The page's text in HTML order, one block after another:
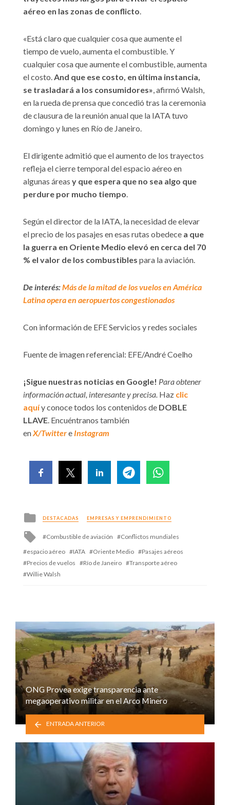
aéreo en las zonas de conflicto.
«Está claro que cualquier cosa que aumente el
tiempo de vuelo, aumenta el combustible. Y
cualquier cosa que aumente el combustible, aumenta
el costo.And que ese costo, en última instancia,
se trasladará a los consumidores», afirmó Walsh,
en la rueda de prensa que concedió tras la ceremonia
de clausura de la reunión anual que la IATA tuvo
domingo y lunes en Río de Janeiro.
El dirigente admitió que el aumento de los trayectos
refleja el cierre temporal del espacio aéreo en
algunas áreas y que espera que no sea algo que
perdure por mucho tiempo.
Según el director de la IATA, la necesidad de elevar
el precio de los pasajes en esas rutas obedece a que
la guerra en Oriente Medio elevó en cerca del 70
% el valor de los combustibles para la aviación.
De interés:Más de la mitad de los vuelos en América
Latina opera en aeropuertos congestionados
Con información de EFE Servicios y redes sociales
Fuente de imagen referencial: EFE/André Coelho
¡Sigue nuestras noticias en Google! Para obtener
información actual, interesante y precisa. Haz clic
aquíy conoce todos los contenidos de DOBLE
LLAVE. Encuéntranos también
enX/Twittere Instagram
Posted
in
DESTACADAS EMPRESAS Y EMPRENDIMIENTO
Tagged
Combustible de aviación
Conflictos mundiales
espacio aéreo
IATA Oriente Medio
Pasajes aéreos
Precios de vuelos
Río de Janeiro
Transporte aéreo
Willie Walsh
ONG Provea exige transparencia ante
megaoperativo militar en el Arco Minero
ENTRADA ANTERIOR